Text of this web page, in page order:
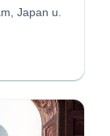
Japan u.